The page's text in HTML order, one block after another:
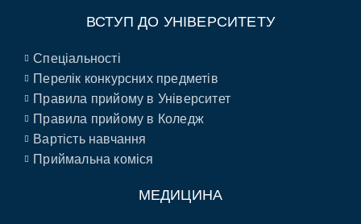
ВСТУП ДО УНІВЕРСИТЕТУ
Спеціальності
Перелік конкурсних предметів
Правила прийому в Університет
Правила прийому в Коледж
Вартість навчання
Приймальна коміся
МЕДИЦИНА